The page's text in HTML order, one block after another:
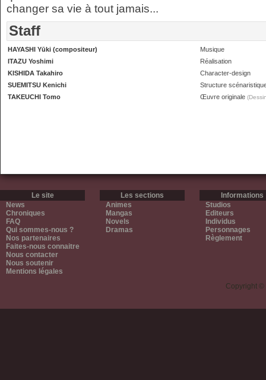
changer sa vie à tout jamais...
Staff
HAYASHI Yūki (compositeur)
Musique
ITAZU Yoshimi
Réalisation
KISHIDA Takahiro
Character-design
SUEMITSU Kenichi
Structure
TAKEUCHI Tomo
Œuvre originale
Le site
News
Chroniques
FAQ
Qui sommes-nous ?
Nos partenaires
Faites-nous connaitre
Nous contacter
Nous soutenir
Mentions légales
Les sections
Animes
Mangas
Novels
Dramas
Informations
Studios
Editeurs
Individus
Personnages
Règlement
Copyright ©